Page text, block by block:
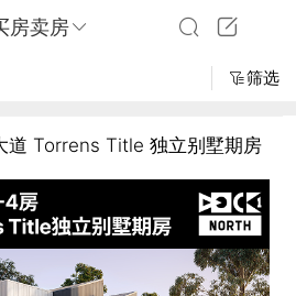
房卖房
筛选
道 Torrens Title 独立别墅期房